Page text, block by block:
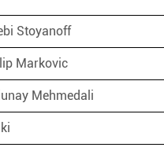
Stoyanoff
Markovic
Mehmedali